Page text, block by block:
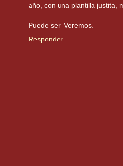
año, con una plantilla justita,
Puede ser. Veremos.
Responder